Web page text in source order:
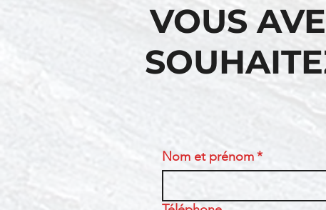
VOUS
Nom et prénom*